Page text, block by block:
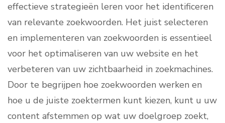
effectieve strategieën leren voor het identificeren
van relevante zoekwoorden. Het juist selecteren
en implementeren van zoekwoorden is essentieel
voor het optimaliseren van uw website en het
verbeteren van uw zichtbaarheid in zoekmachines.
Door te begrijpen hoe zoekwoorden werken en
hoe u de juiste zoektermen kunt kiezen, kunt u uw
content afstemmen op wat uw doelgroep zoekt,